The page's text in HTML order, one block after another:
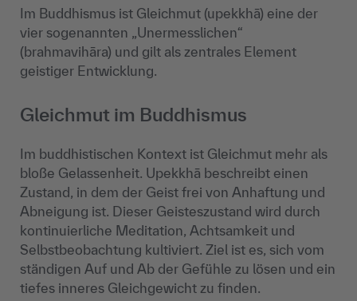
Im Buddhismus ist Gleichmut (upekkhā) eine der
vier sogenannten „Unermesslichen“
(brahmavihāra) und gilt als zentrales Element
geistiger Entwicklung.
Gleichmut im Buddhismus
Im buddhistischen Kontext ist Gleichmut mehr als
bloße Gelassenheit. Upekkhā beschreibt einen
Zustand, in dem der Geist frei von Anhaftung und
Abneigung ist. Dieser Geisteszustand wird durch
kontinuierliche Meditation, Achtsamkeit und
Selbstbeobachtung kultiviert. Ziel ist es, sich vom
ständigen Auf und Ab der Gefühle zu lösen und ein
tiefes inneres Gleichgewicht zu finden.